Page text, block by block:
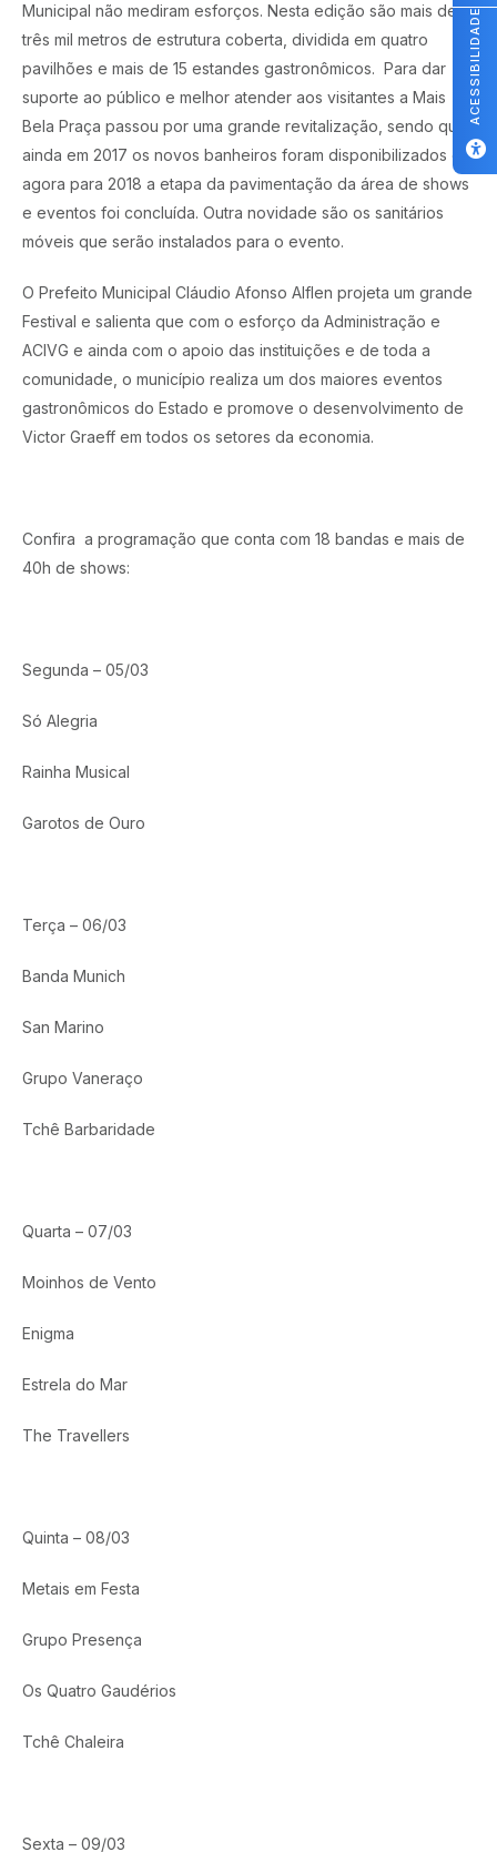
Municipal não mediram esforços. Nesta edição são mais de
três mil metros de estrutura coberta, dividida em quatro
pavilhões e mais de 15 estandes gastronômicos. Para dar
suporte ao público e melhor atender aos visitantes a Mais
Bela Praça passou por uma grande revitalização, sendo que
ainda em 2017 os novos banheiros foram disponibilizados e
agora para 2018 a etapa da pavimentação da área de shows
e eventos foi concluída. Outra novidade são os sanitários
móveis que serão instalados para o evento.
O Prefeito Municipal Cláudio Afonso Alflen projeta um grande
Festival e salienta que com o esforço da Administração e
ACIVG e ainda com o apoio das instituições e de toda a
comunidade, o município realiza um dos maiores eventos
gastronômicos do Estado e promove o desenvolvimento de
Victor Graeff em todos os setores da economia.
Confira a programação que conta com 18 bandas e mais de
40h de shows:
Segunda – 05/03
Só Alegria
Rainha Musical
Garotos de Ouro
Terça – 06/03
Banda Munich
San Marino
Grupo Vaneraço
Tchê Barbaridade
Quarta – 07/03
Moinhos de Vento
Enigma
Estrela do Mar
The Travellers
Quinta – 08/03
Metais em Festa
Grupo Presença
Os Quatro Gaudérios
Tchê Chaleira
Sexta – 09/03
ACESSIBILIDADE